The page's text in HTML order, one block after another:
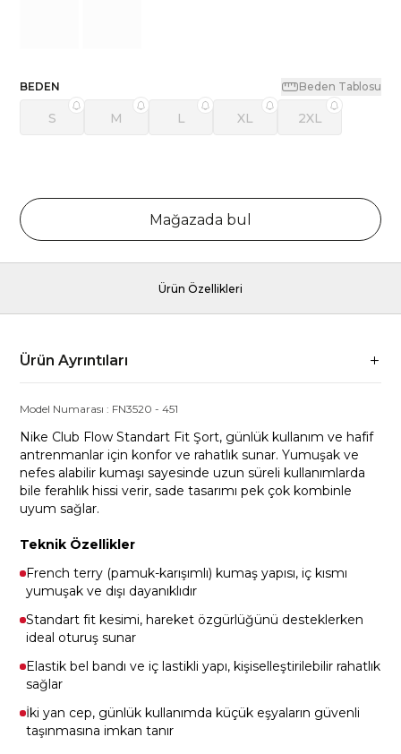
BEDEN Beden Tablosu
S M L XL 2XL
Mağazada bul
Ürün Özellikleri
Ürün Ayrıntıları
Model Numarası : FN3520 -451
Nike Club Flow Standart Fit Şort, günlük kullanım ve hafif
antrenmanlar için konfor ve rahatlık sunar. Yumuşak ve
nefes alabilir kumaşı sayesinde uzun süreli kullanımlarda
bile ferahlık hissi verir, sade tasarımı pek çok kombinle
uyum sağlar.
Teknik Özellikler
French terry (pamuk-karışımlı) kumaş yapısı, iç kısmı
yumuşak ve dışı dayanıklıdır
Standart fit kesimi, hareket özgürlüğünü desteklerken
ideal oturuş sunar
Elastik bel bandı ve iç lastikli yapı, kişiselleştirilebilir rahatlık
sağlar
İki yan cep, günlük kullanımda küçük eşyaların güvenli
taşınmasına imkan tanır